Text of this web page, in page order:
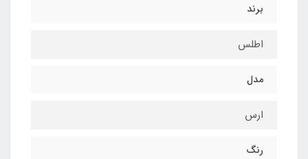
برند
اطلس
مدل
ارس
رنگ